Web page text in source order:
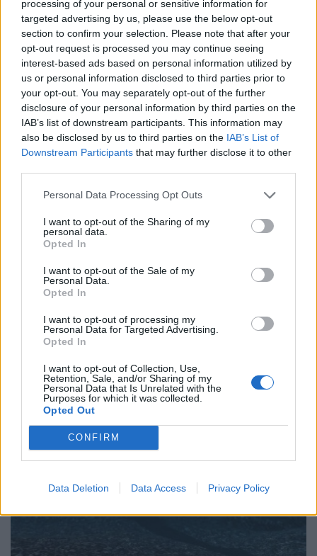
processing of your personal or sensitive information for
targeted advertising by us, please use the below opt-out
section to confirm your selection. Please note that after your
opt-out request is processed you may continue seeing
interest-based ads based on personal information utilized by
us or personal information disclosed to third parties prior to
your opt-out. You may separately opt-out of the further
disclosure of your personal information by third parties on the
IAB’s list of downstream participants. This information may
also be disclosed by us to third parties on the IAB’s List of
Downstream Participants that may further disclose it to other
Personal Data Processing Opt Outs
I want to opt-out of the Sharing of my
personal data.
Opted In
I want to opt-out of the Sale of my
Personal Data.
Opted In
I want to opt-out of processing my
Personal Data for Targeted Advertising.
Opted In
I want to opt-out of Collection, Use,
Retention, Sale, and/or Sharing of my
Personal Data that Is Unrelated with the
Purposes for which it was collected.
Opted Out
CONFIRM
Data Deletion Data Access Privacy Policy
εγκαταστάσεις
27/07/2026 - 13:49
ΠΟΛΙΤΙΚΗ
Πολιτική συμφωνία για το 21ο πακέτο
κυρώσεων κατά της Ρωσίας πέτυχαν οι
πρέσβεις των 27 της ΕΕ
23/07/2026 - 12:26